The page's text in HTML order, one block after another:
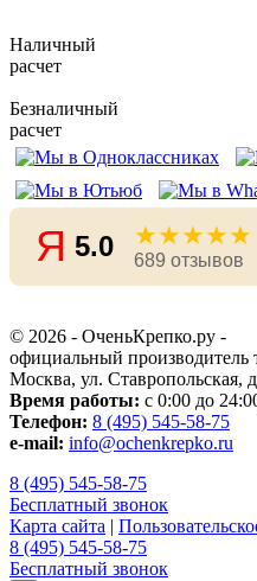
Наличный
расчет
Безналичный
расчет
Я 5.0 ★★★★★
689 отзывов
© 2026 - ОченьКрепко.ру -
официальный производитель
Москва, ул. Ставропольская,
Время работы: с 0:00 до
Телефон: 8 (495) 545-58-75
e-mail: info@ochenkrepko.ru
8 (495) 545-58-75
Бесплатный звонок
Карта сайта |
8 (495) 545-58-75
Бесплатный звонок